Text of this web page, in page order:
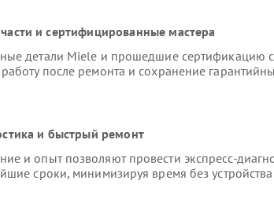
и сертифицированные мастера
детали Miele и прошедшие сертификацию
после ремонта и сохранение
и быстрый ремонт
и опыт позволяют провести экспресс-
сроки, минимизируя время без устройства